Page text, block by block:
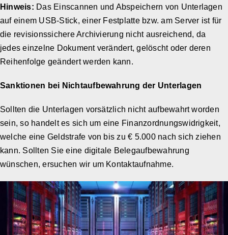
Hinweis: Das Einscannen und Abspeichern von Unterlagen
auf einem USB-Stick, einer Festplatte bzw. am Server ist für
die revisionssichere Archivierung nicht ausreichend, da
jedes einzelne Dokument verändert, gelöscht oder deren
Reihenfolge geändert werden kann.
Sanktionen bei Nichtaufbewahrung der Unterlagen
Sollten die Unterlagen vorsätzlich nicht aufbewahrt worden
sein, so handelt es sich um eine Finanzordnungswidrigkeit,
welche eine Geldstrafe von bis zu € 5.000 nach sich ziehen
kann. Sollten Sie eine digitale Belegaufbewahrung
wünschen, ersuchen wir um Kontaktaufnahme.